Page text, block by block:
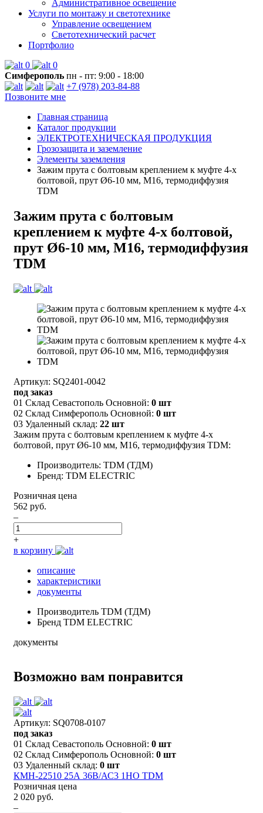
Административное освещение
Услуги по монтажу и светотехнике
Управление освещением
Светотехнический расчет
Портфолио
0
0
Симферополь пн - пт: 9:00 - 18:00
+7 (978) 203-84-88
Позвоните мне
Главная страница
Каталог продукции
ЭЛЕКТРОТЕХНИЧЕСКАЯ ПРОДУКЦИЯ
Грозозащита и заземление
Элементы заземления
Зажим прута с болтовым креплением к муфте 4-х
болтовой, прут Ø6-10 мм, М16, термодиффузия
TDM
Зажим прута с болтовым
креплением к муфте 4-х болтовой,
прут Ø6-10 мм, М16, термодиффузия
TDM
Артикул: SQ2401-0042
под заказ
01 Склад Севастополь Основной: 0 шт
02 Склад Симферополь Основной: 0 шт
03 Удаленный склад: 22 шт
Зажим прута с болтовым креплением к муфте 4-х
болтовой, прут Ø6-10 мм, М16, термодиффузия TDM:
Производитель: TDM (ТДМ)
Бренд: TDM ELECTRIC
Розничная цена
562 руб.
–
+
в корзину
описание
характеристики
документы
Производитель TDM (ТДМ)
Бренд TDM ELECTRIC
документы
Возможно вам понравится
Артикул: SQ0708-0107
под заказ
01 Склад Севастополь Основной: 0 шт
02 Склад Симферополь Основной: 0 шт
03 Удаленный склад: 0 шт
КМН-22510 25А 36В/АС3 1НО TDM
Розничная цена
2 020 руб.
–